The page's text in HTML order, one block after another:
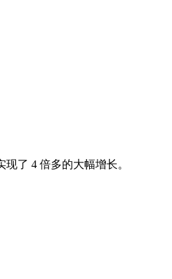
了 4 倍多的大幅增长。